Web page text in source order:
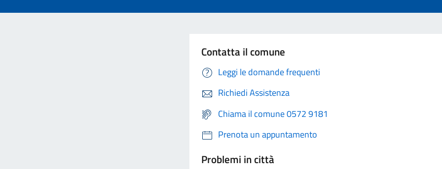
Contatta il comune
Leggi le domande frequenti
Richiedi Assistenza
Chiama il comune 0572 9181
Prenota un appuntamento
Problemi in città